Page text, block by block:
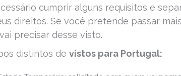
cumprir alguns requisitos e
direitos. Se você pretende passar
precisar desse visto.
distintos de vistos para Portugal: